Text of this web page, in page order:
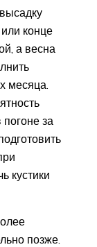
конце
а весна
месяца.
за
кустики
позже.